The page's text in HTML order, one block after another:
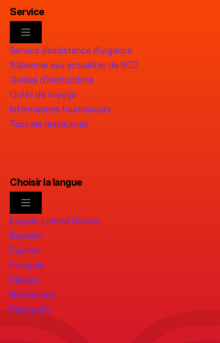
Service
Service d’assistance d’urgence
S’abonner aux actualités de BCD
Guides d’instructions
Outils de voyage
Informations fournisseurs
Tous les ressources
Choisir la langue
English (United States)
Deutsch
Español
Français
Italiano
Nederlands
Português